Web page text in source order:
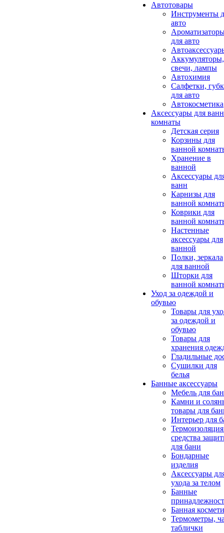
Автотовары
Инструменты
авто
для авто
Аккумуляторы,
свечи, лампы
Автохимия
Салфетки,
для авто
Автокосметика
Аксессуары для
комнаты
Детская серия
Корзины для
ванной
Хранение в
ванной
Аксессуары
ванн
Карнизы для
ванной
Коврики для
ванной
Настенные
аксессуары для
ванной
Полки, зеркала
для ванной
Шторки для
ванной
Уход за одеждой и
обувью
Товары для
за одеждой и
обувью
Товары для
хранения
Гладильные
Сушилки для
белья
Банные аксессуары
Мебель для
Камни и
товары для
Интерьер для
средства
для бани
Бондарные
изделия
Аксеcсуары
ухода за телом
Банные
Банная
Термометры,
таблички